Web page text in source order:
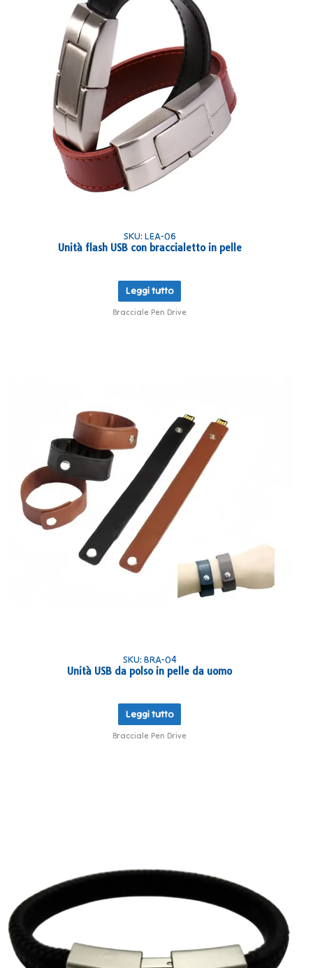
SKU: LEA-06
Unità flash USB con braccialetto in pelle
Leggi tutto
Bracciale Pen Drive
SKU: BRA-04
Unità USB da polso in pelle da uomo
Leggi tutto
Bracciale Pen Drive